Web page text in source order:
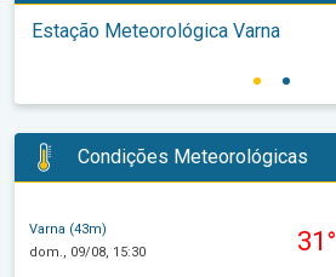
Estação Meteorológica Varna
Condições Meteorológicas
Varna (43m)
dom., 09/08, 15:30
31°